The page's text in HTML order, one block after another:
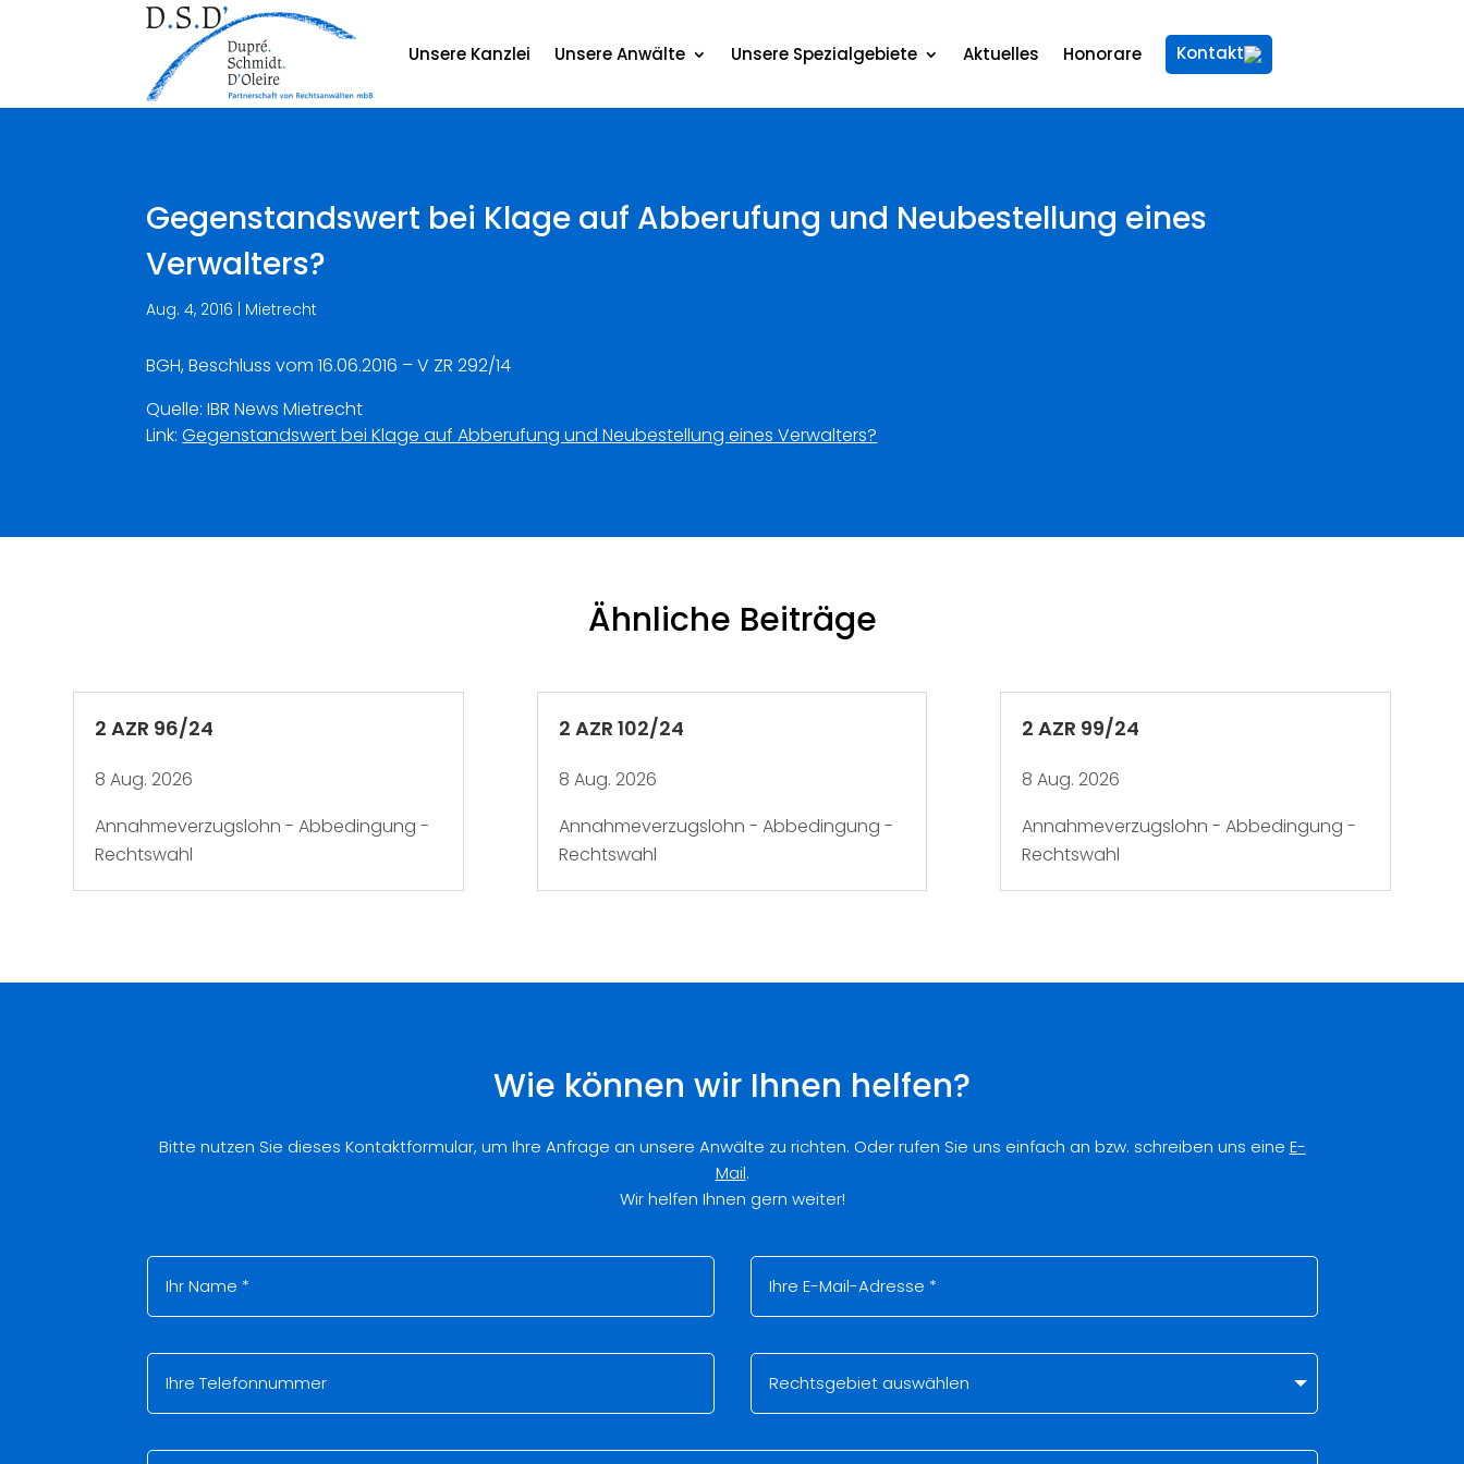
Unsere Kanzlei Unsere Anwälte Unsere Spezialgebiete Aktuelles Honorare Kontakt
Gegenstandswert bei Klage auf Abberufung und Neubestellung eines
Verwalters?
Aug. 4, 2016 | Mietrecht
BGH, Beschluss vom 16.06.2016 – V ZR 292/14
Quelle: IBR News Mietrecht
Link:Gegenstandswert bei Klage auf Abberufung und Neubestellung eines Verwalters?
Ähnliche Beiträge
2 AZR 96/24
8 Aug. 2026
Annahmeverzugslohn - Abbedingung -
Rechtswahl
2 AZR 102/24
8 Aug. 2026
Annahmeverzugslohn - Abbedingung -
Rechtswahl
2 AZR 99/24
8 Aug. 2026
Annahmeverzugslohn - Abbedingung -
Rechtswahl
Wie können wir Ihnen helfen?
Bitte nutzen Sie dieses Kontaktformular, um Ihre Anfrage an unsere Anwälte zu richten. Oder rufen Sie uns einfach an bzw. schreiben uns eine E-
Mail.
Wir helfen Ihnen gern weiter!